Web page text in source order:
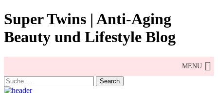
Skip
to
content
Super Twins | Anti-Aging
Beauty und Lifestyle Blog
MENU
Search
for: